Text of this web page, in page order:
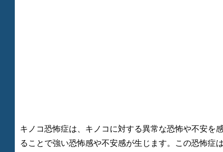
キノコ恐怖症は、キノコに対する異常な恐怖や不安を
ることで強い恐怖感や不安感が生じます。この恐怖症